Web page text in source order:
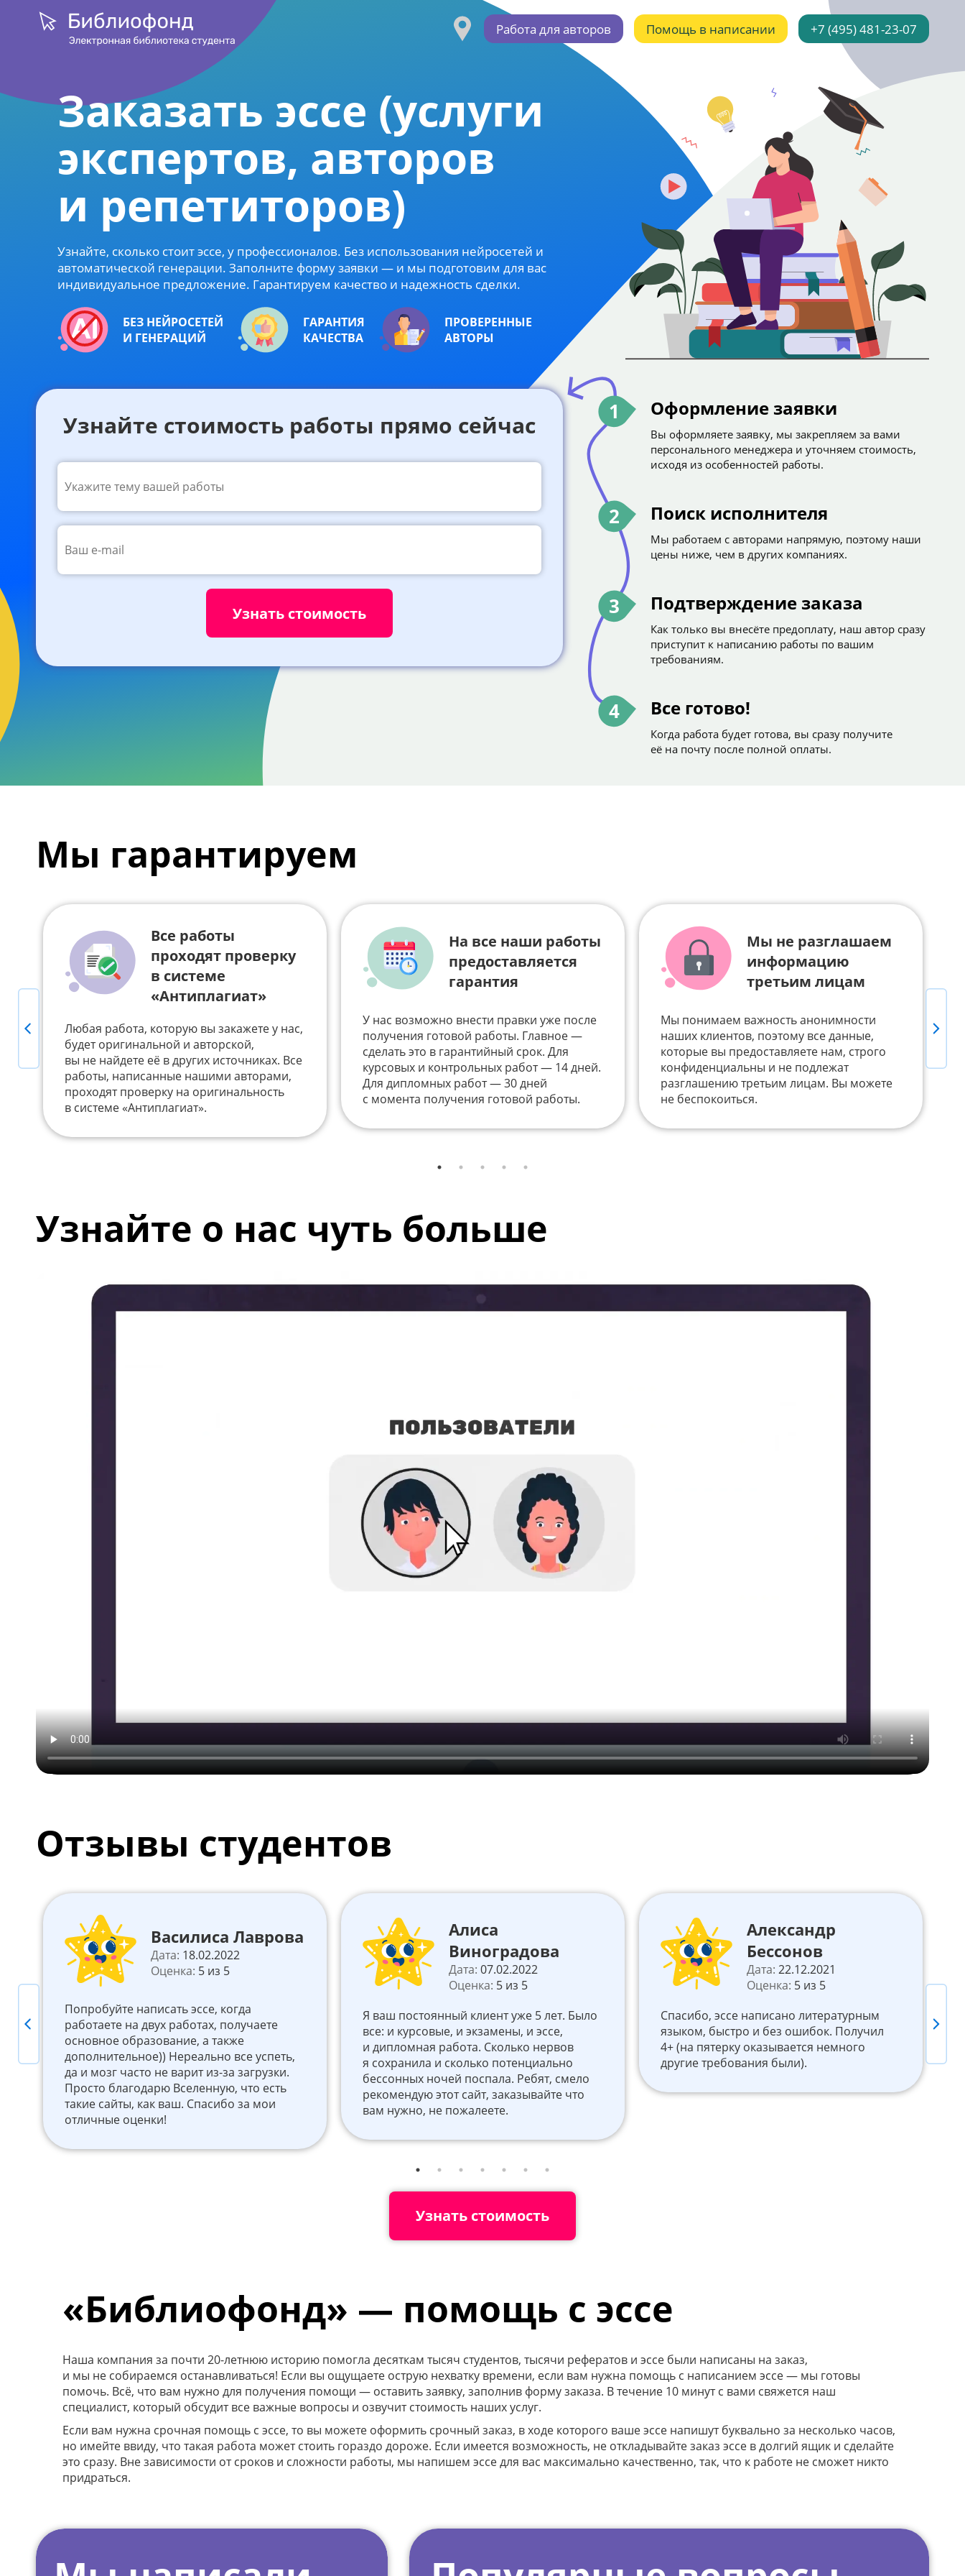
Работа для авторов Помощь в написании +7 (495) 481-23-07
Заказать эссе (услуги
экспертов, авторов
и репетиторов)
Узнайте, сколько стоит эссе, у профессионалов. Без использования нейросетей и
автоматической генерации. Заполните форму заявки — и мы подготовим для вас
индивидуальное предложение. Гарантируем качество и надежность сделки.
БЕЗ НЕЙРОСЕТЕЙ
И ГЕНЕРАЦИЙ
ГАРАНТИЯ
КАЧЕСТВА
ПРОВЕРЕННЫЕ
АВТОРЫ
Узнайте стоимость работы прямо сейчас 1 Оформление заявки
Вы оформляете заявку, мы закрепляем за вами
персонального менеджера и уточняем стоимость,
исходя из особенностей работы.
2 Поиск исполнителя
Мы работаем с авторами напрямую, поэтому наши
цены ниже, чем в других компаниях.
3 Подтверждение заказа
Как только вы внесёте предоплату, наш автор сразу
приступит к написанию работы по вашим
требованиям.
4 Все готово!
Когда работа будет готова, вы сразу получите
её на почту после полной оплаты.
Мы гарантируем
Previous
Все работы
проходят проверку
в системе
«Антиплагиат»
Любая работа, которую вы закажете у нас,
будет оригинальной и авторской,
вы не найдете её в других источниках. Все
работы, написанные нашими авторами,
проходят проверку на оригинальность
в системе «Антиплагиат».
На все наши работы
предоставляется
гарантия
У нас возможно внести правки уже после
получения готовой работы. Главное —
сделать это в гарантийный срок. Для
курсовых и контрольных работ — 14 дней.
Для дипломных работ — 30 дней
с момента получения готовой работы.
Мы не разглашаем
информацию
третьим лицам
Мы понимаем важность анонимности
наших клиентов, поэтому все данные,
которые вы предоставляете нам, строго
конфиденциальны и не подлежат
разглашению третьим лицам. Вы можете
не беспокоиться.
Next
Узнайте о нас чуть больше
Отзывы студентов
Previous
Василиса Лаврова
Дата: 18.02.2022
Оценка: 5 из 5
Попробуйте написать эссе, когда
работаете на двух работах, получаете
основное образование, а также
дополнительное)) Нереально все успеть,
да и мозг часто не варит из-за загрузки.
Просто благодарю Вселенную, что есть
такие сайты, как ваш. Спасибо за мои
отличные оценки!
Алиса
Виноградова
Дата: 07.02.2022
Оценка: 5 из 5
Я ваш постоянный клиент уже 5 лет. Было
все: и курсовые, и экзамены, и эссе,
и дипломная работа. Сколько нервов
я сохранила и сколько потенциально
бессонных ночей поспала. Ребят, смело
рекомендую этот сайт, заказывайте что
вам нужно, не пожалеете.
Александр
Бессонов
Дата: 22.12.2021
Оценка: 5 из 5
Спасибо, эссе написано литературным
языком, быстро и без ошибок. Получил
4+ (на пятерку оказывается немного
другие требования были).
Next
Узнать стоимость
«Библиофонд» — помощь с эссе
Наша компания за почти 20-летнюю историю помогла десяткам тысяч студентов, тысячи рефератов и эссе были написаны на заказ,
и мы не собираемся останавливаться! Если вы ощущаете острую нехватку времени, если вам нужна помощь с написанием эссе — мы готовы
помочь. Всё, что вам нужно для получения помощи — оставить заявку, заполнив форму заказа. В течение 10 минут с вами свяжется наш
специалист, который обсудит все важные вопросы и озвучит стоимость наших услуг.
Если вам нужна срочная помощь с эссе, то вы можете оформить срочный заказ, в ходе которого ваше эссе напишут буквально за несколько часов,
но имейте ввиду, что такая работа может стоить гораздо дороже. Если имеется возможность, не откладывайте заказ эссе в долгий ящик и сделайте
это сразу. Вне зависимости от сроков и сложности работы, мы напишем эссе для вас максимально качественно, так, что к работе не сможет никто
придраться.